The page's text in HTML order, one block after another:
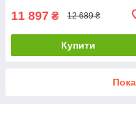
11 897 ₴ 12 689 ₴
Купити